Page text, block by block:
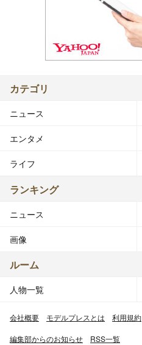
カテゴリ
ニュース
エンタメ
ライフ
ランキング
ニュース
画像
ルーム
人物一覧
会社概要 モデルプレスとは 利用規約
編集部からのお知らせ RSS一覧